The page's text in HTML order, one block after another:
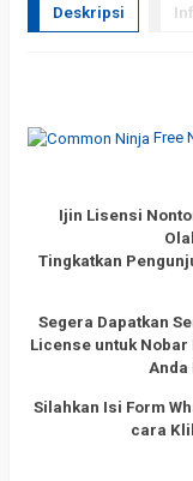
Deskripsi
Free
Ijin Lisensi
Tingkatkan
Segera Dapatkan
License untuk Nobar
Anda
Silahkan Isi Form
cara